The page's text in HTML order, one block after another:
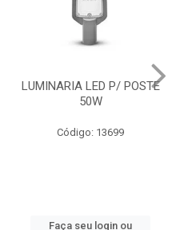
LUMINARIA LED P/ POSTE
50W
Código: 13699
Faça seu login ou